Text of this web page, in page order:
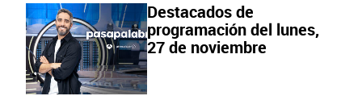
Destacados de
programación del lunes,
27 de noviembre